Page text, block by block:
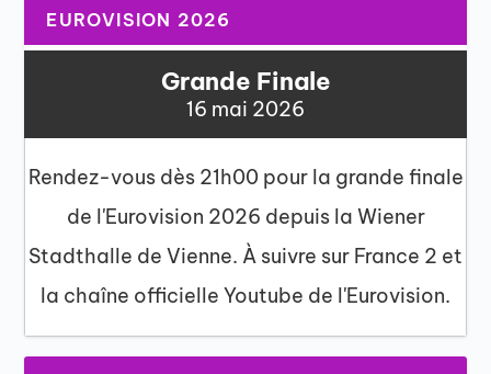
EUROVISION 2026
Grande Finale
16 mai 2026
Rendez-vous dès 21h00 pour la grande finale
de l'Eurovision 2026 depuis la Wiener
Stadthalle de Vienne. À suivre sur France 2 et
la chaîne officielle Youtube de l'Eurovision.